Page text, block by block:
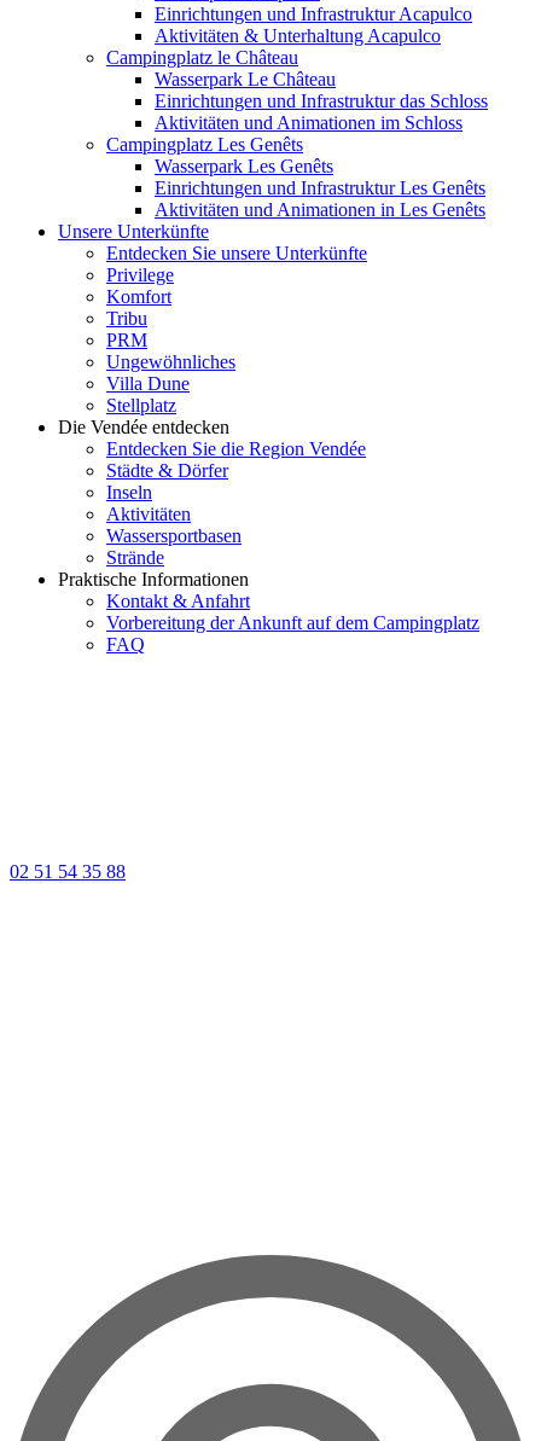
Einrichtungen und Infrastruktur Acapulco
Aktivitäten & Unterhaltung Acapulco
Campingplatz le Château
Wasserpark Le Château
Einrichtungen und Infrastruktur das Schloss
Aktivitäten und Animationen im Schloss
Campingplatz Les Genêts
Wasserpark Les Genêts
Einrichtungen und Infrastruktur Les Genêts
Aktivitäten und Animationen in Les Genêts
Unsere Unterkünfte
Entdecken Sie unsere Unterkünfte
Privilege
Komfort
Tribu
PRM
Ungewöhnliches
Villa Dune
Stellplatz
Die Vendée entdecken
Entdecken Sie die Region Vendée
Städte & Dörfer
Inseln
Aktivitäten
Wassersportbasen
Strände
Praktische Informationen
Kontakt & Anfahrt
Vorbereitung der Ankunft auf dem Campingplatz
FAQ
02 51 54 35 88